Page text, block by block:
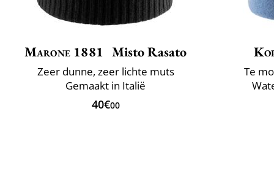
Marone 1881 Misto Rasato
Zeer dunne, zeer lichte muts
Gemaakt in Italië
40€00
Te